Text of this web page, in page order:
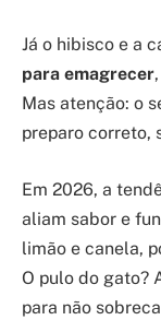
Já o hibisco e a
para emagrecer
Mas atenção: o
preparo correto,
Em 2026, a
aliam sabor e
limão e canela,
O pulo do gato?
para não